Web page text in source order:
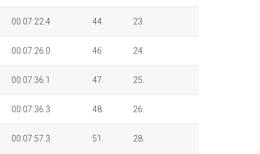
00:07:22.4 44. 23.
00:07:26.0 46. 24.
00:07:36.1 47. 25.
00:07:36.3 48. 26.
00:07:57.3 51. 28.